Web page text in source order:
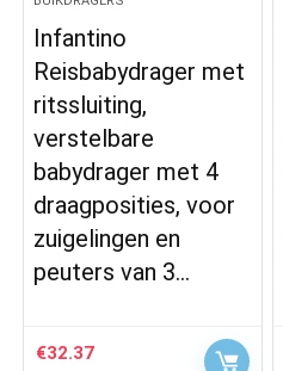
Infantino
Reisbabydrager met
ritssluiting,
verstelbare
babydrager met 4
draagposities, voor
zuigelingen en
peuters van 3…
€32.37